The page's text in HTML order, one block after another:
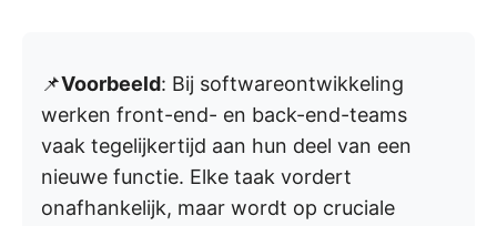
📌Voorbeeld: Bij softwareontwikkeling
werken front-end- en back-end-teams
vaak tegelijkertijd aan hun deel van een
nieuwe functie. Elke taak vordert
onafhankelijk, maar wordt op cruciale